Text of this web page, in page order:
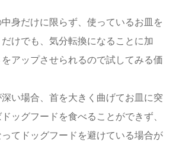
中身だけに限らず、使っているお皿を
けでも、気分転換になることに加
アップさせられるので試してみる価
い場合、首を大きく曲げてお皿に突
ッグフードを食べることができず、
てドッグフードを避けている場合が